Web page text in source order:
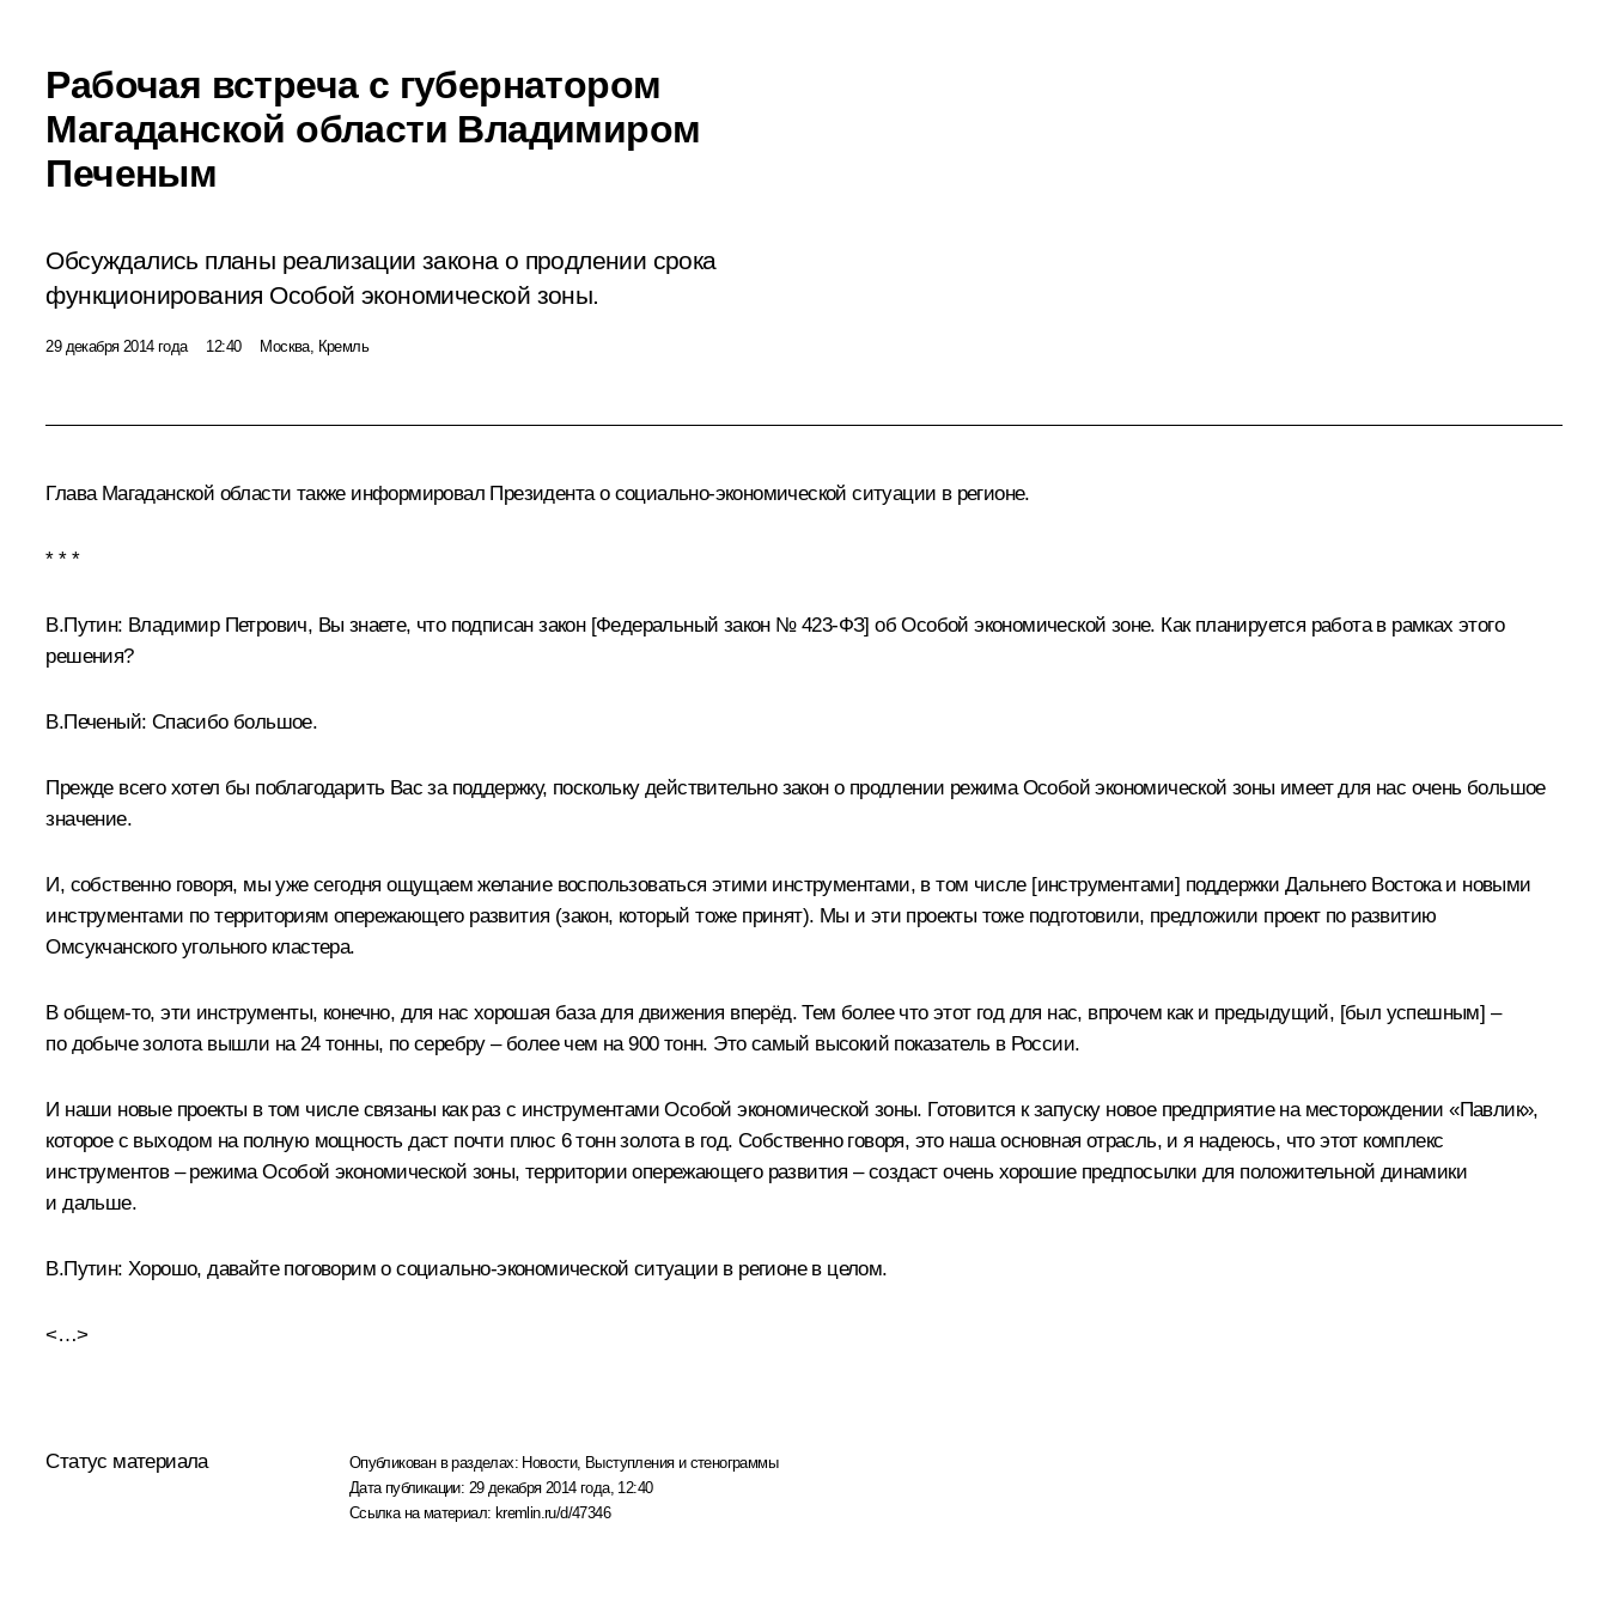
Рабочая встреча с губернатором
Магаданской области Владимиром
Печеным
Обсуждались планы реализации закона о продлении срока
функционирования Особой экономической зоны.
29 декабря 2014 года 12:40 Москва, Кремль
Глава Магаданской области также информировал Президента о социально-экономической ситуации в регионе.
* * *
В.Путин: Владимир Петрович, Вы знаете, что подписанзакон[Федеральный закон № 423-ФЗ] об Особой экономической зоне. Как планируется работа в рамках этого
решения?
В.Печеный: Спасибо большое.
Прежде всего хотел бы поблагодарить Вас за поддержку, поскольку действительно закон о продлении режима Особой экономической зоны имеет для нас очень большое
значение.
И, собственно говоря, мы уже сегодня ощущаем желание воспользоваться этими инструментами, в том числе [инструментами] поддержки Дальнего Востока и новыми
инструментами по территориям опережающего развития (закон, который тоже принят). Мы и эти проекты тоже подготовили, предложили проект по развитию
Омсукчанского угольного кластера.
В общем‑то, эти инструменты, конечно, для нас хорошая база для движения вперёд. Тем более что этот год для нас, впрочем как и предыдущий, [был успешным] –
по добыче золота вышли на 24 тонны, по серебру – более чем на 900 тонн. Это самый высокий показатель в России.
И наши новые проекты в том числе связаны как раз с инструментами Особой экономической зоны. Готовится к запуску новое предприятие на месторождении «Павлик»,
которое с выходом на полную мощность даст почти плюс 6 тонн золота в год. Собственно говоря, это наша основная отрасль, и я надеюсь, что этот комплекс
инструментов – режима Особой экономической зоны, территории опережающего развития – создаст очень хорошие предпосылки для положительной динамики
и дальше.
В.Путин: Хорошо, давайте поговорим о социально-экономической ситуации в регионе в целом.
<…>
Статус материала Опубликован в разделах: Новости, Выступления и стенограммы
Дата публикации: 29 декабря 2014 года, 12:40
Ссылка на материал: kremlin.ru/d/47346